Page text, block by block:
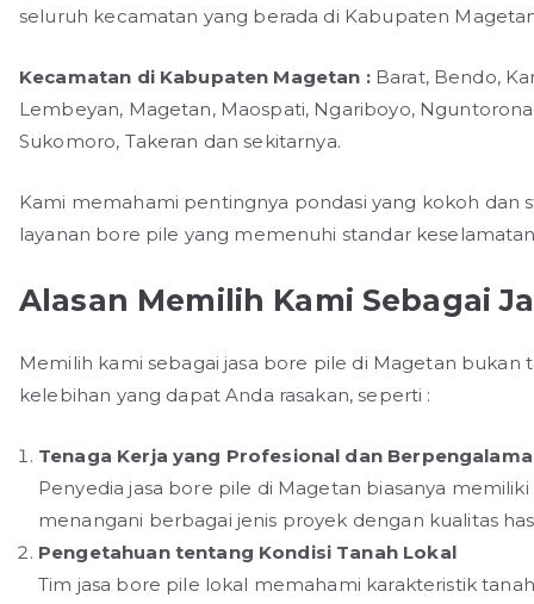
seluruh kecamatan yang berada di Kabupaten
Kecamatan di Kabupaten Magetan : Barat, Bendo,
Lembeyan, Magetan, Maospati, Ngariboyo,
Sukomoro, Takeran dan sekitarnya.
Kami memahami pentingnya pondasi yang kokoh dan
layanan bore pile yang memenuhi standar
Alasan Memilih Kami Sebagai
Memilih kami sebagai jasa bore pile di Magetan bukan
kelebihan yang dapat Anda rasakan, seperti :
Tenaga Kerja yang Profesional dan
Penyedia jasa bore pile di Magetan biasanya
menangani berbagai jenis proyek dengan kualitas
Pengetahuan tentang Kondisi Tanah Lokal
Tim jasa bore pile lokal memahami karakteristik